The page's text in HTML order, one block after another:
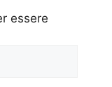
essere